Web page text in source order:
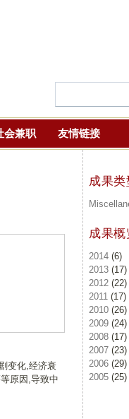
会兼职 友情链接
变化,经济衰
原因,导致中
成果类
成果概
2014 (6)
2013 (17)
2012 (22)
2011 (17)
2010 (26)
2009 (24)
2008 (17)
2007 (23)
2006 (29)
2005 (25)